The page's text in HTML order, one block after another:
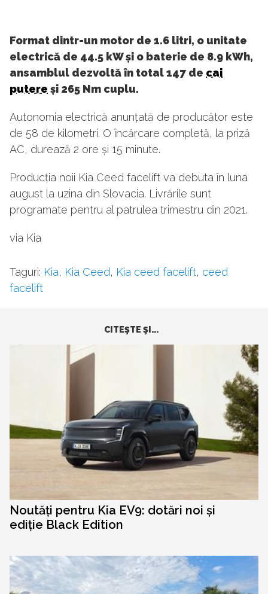
Format dintr-un motor de 1.6 litri, o unitate
electrică de 44.5 kW și o baterie de 8.9 kWh,
ansamblul dezvoltă în total 147 de cai
putere și 265 Nm cuplu.
Autonomia electrică anunțată de producător este
de 58 de kilometri. O încărcare completă, la priză
AC, durează 2 ore și 15 minute.
Producția noii Kia Ceed facelift va debuta în luna
august la uzina din Slovacia. Livrările sunt
programate pentru al patrulea trimestru din 2021.
via Kia
Taguri: Kia, Kia Ceed, Kia ceed facelift, ceed
facelift
CITEŞTE ŞI...
Noutăți pentru Kia EV9: dotări noi și
ediție Black Edition